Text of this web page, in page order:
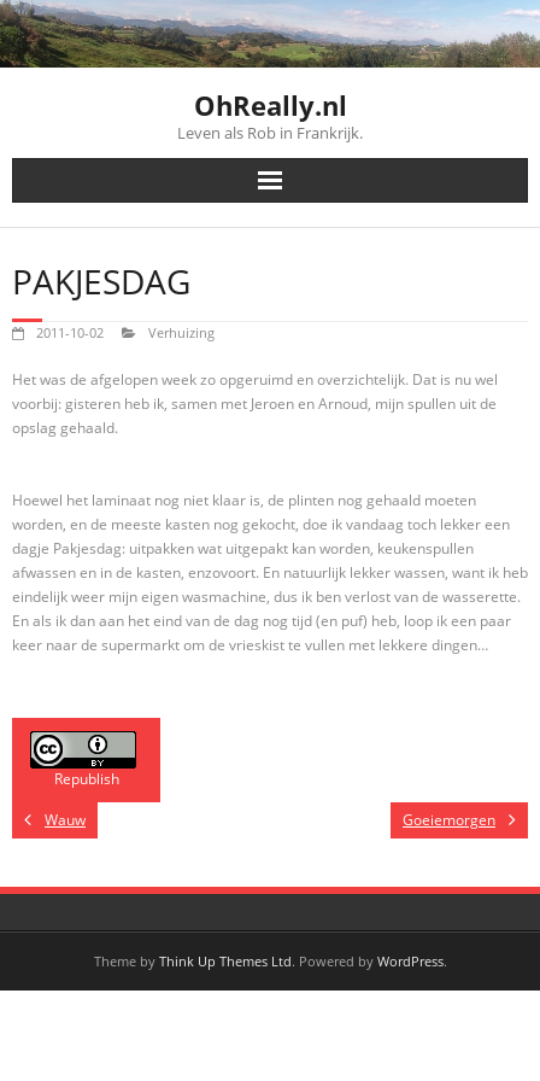
Skip
to
content
OhReally.nl
Leven als Rob in Frankrijk.
PAKJESDAG
2011-10-02 Verhuizing
Het was de afgelopen week zo opgeruimd en overzichtelijk. Dat is nu wel
voorbij: gisteren heb ik, samen met Jeroen en Arnoud, mijn spullen uit de
opslag gehaald.
Hoewel het laminaat nog niet klaar is, de plinten nog gehaald moeten
worden, en de meeste kasten nog gekocht, doe ik vandaag toch lekker een
dagje Pakjesdag: uitpakken wat uitgepakt kan worden, keukenspullen
afwassen en in de kasten, enzovoort. En natuurlijk lekker wassen, want ik heb
eindelijk weer mijn eigen wasmachine, dus ik ben verlost van de wasserette.
En als ik dan aan het eind van de dag nog tijd (en puf) heb, loop ik een paar
keer naar de supermarkt om de vrieskist te vullen met lekkere dingen…
Republish
Wauw
Goeiemorgen
Theme by Think Up Themes Ltd. Powered by WordPress.